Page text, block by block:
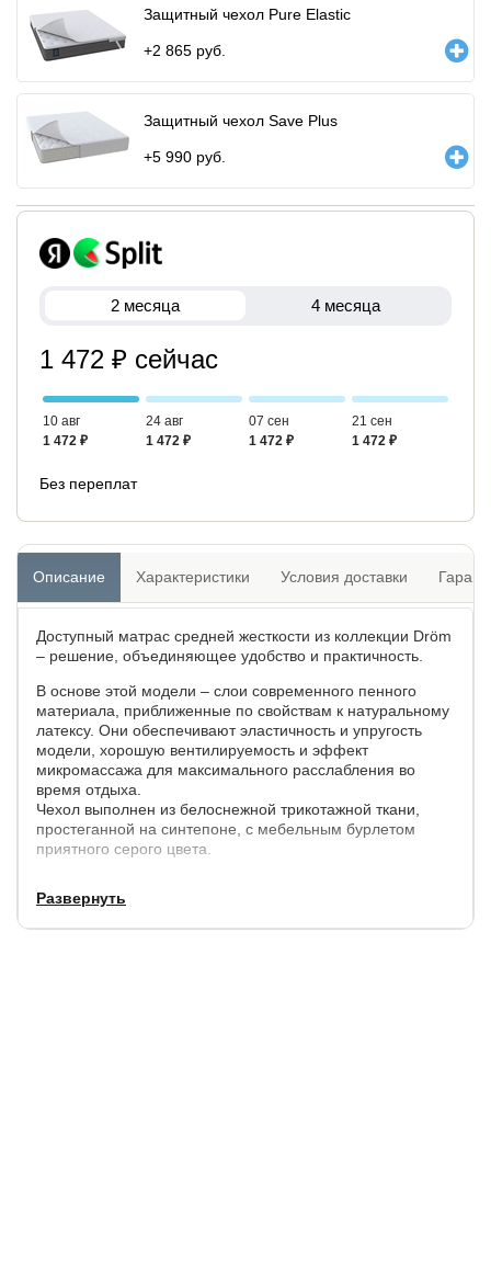
Защитный чехол Pure Elastic
+2 865 руб.
Защитный чехол Save Plus
+5 990 руб.
2 месяца 4 месяца
1 472 ₽ сейчас
10 авг
1 472 ₽
24 авг
1 472 ₽
07 сен
1 472 ₽
21 сен
1 472 ₽
Без переплат
Описание Характеристики Условия доставки
Доступный матрас средней жесткости из коллекции Dröm
– решение, объединяющее удобство и практичность.
В основе этой модели – слои современного пенного
материала, приближенные по свойствам к натуральному
латексу. Они обеспечивают эластичность и упругость
модели, хорошую вентилируемость и эффект
микромассажа для максимального расслабления во
время отдыха.
Чехол выполнен из белоснежной трикотажной ткани,
простеганной на синтепоне, с мебельным бурлетом
приятного серого цвета.
Развернуть